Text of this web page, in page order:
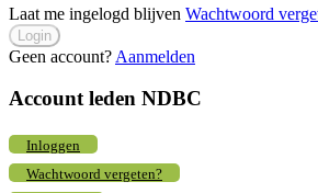
Laat me ingelogd blijven Wachtwoord
Login
Geen account? Aanmelden
Account leden NDBC
Inloggen
Wachtwoord vergeten?